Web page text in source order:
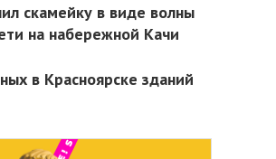
скамейку в виде волны
на набережной Качи
в Красноярске зданий